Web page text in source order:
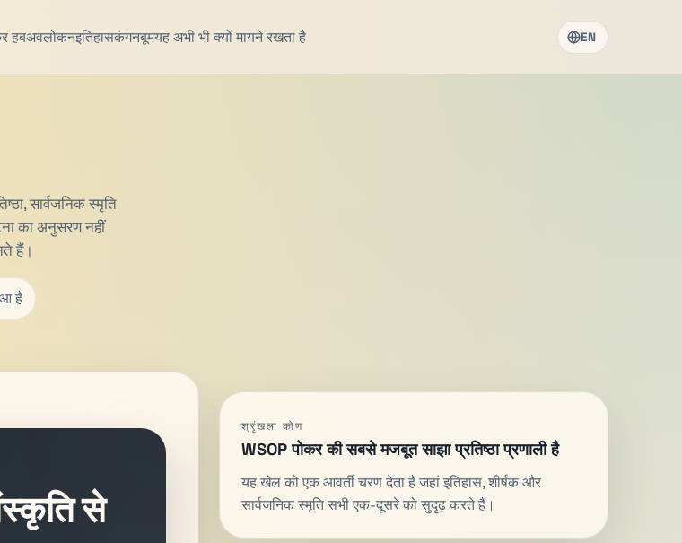
हबअवलोकनइतिहासकंगनबूमयह अभी भी क्यों मायने रखता है EN
सार्वजनिक स्मृति
का अनुसरण नहीं
हैं।
है
से
श्रृंखला कोण
WSOP पोकर की सबसे मजबूत साझा प्रतिष्ठा प्रणाली है
यह खेल को एक आवर्ती चरण देता है जहां इतिहास, शीर्षक और
सार्वजनिक स्मृति सभी एक-दूसरे को सुदृढ़ करते हैं।